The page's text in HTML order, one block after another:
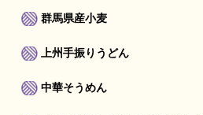
群馬県産小麦
上州手振りうどん
中華そうめん